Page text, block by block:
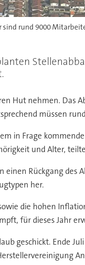
sind rund 9000
Hut nehmen. Das
müssen
in Frage
und Alter,
Rückgang des
her.
die hohen
für dieses Jahr
geschickt. Ende